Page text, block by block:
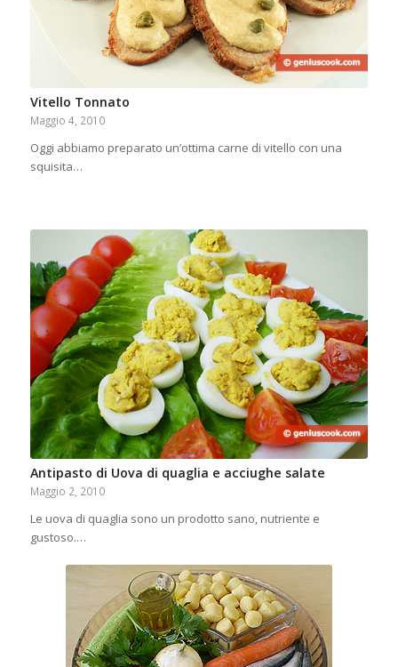
Vitello Tonnato
Maggio 4, 2010
Oggi abbiamo preparato un’ottima carne di vitello con una
squisita…
Antipasto di Uova di quaglia e acciughe salate
Maggio 2, 2010
Le uova di quaglia sono un prodotto sano, nutriente e
gustoso.…